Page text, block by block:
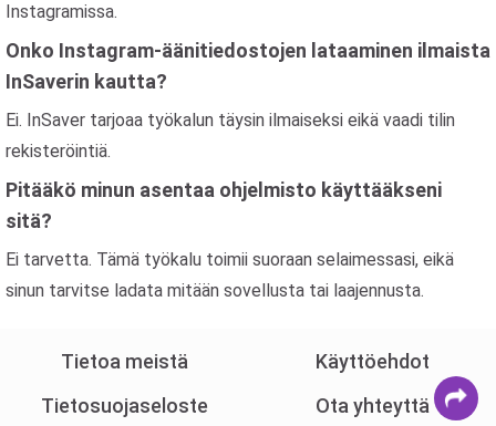
Instagramissa.
Onko Instagram-äänitiedostojen lataaminen ilmaista
InSaverin kautta?
Ei. InSaver tarjoaa työkalun täysin ilmaiseksi eikä vaadi tilin
rekisteröintiä.
Pitääkö minun asentaa ohjelmisto käyttääkseni
sitä?
Ei tarvetta. Tämä työkalu toimii suoraan selaimessasi, eikä
sinun tarvitse ladata mitään sovellusta tai laajennusta.
Tietoa meistä
Käyttöehdot
Tietosuojaseloste
Ota yhteyttä